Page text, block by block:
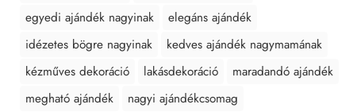
egyedi ajándék nagyinak
elegáns ajándék
idézetes bögre nagyinak
kedves ajándék nagymamának
kézműves dekoráció
lakásdekoráció
maradandó ajándék
megható ajándék
nagyi ajándékcsomag